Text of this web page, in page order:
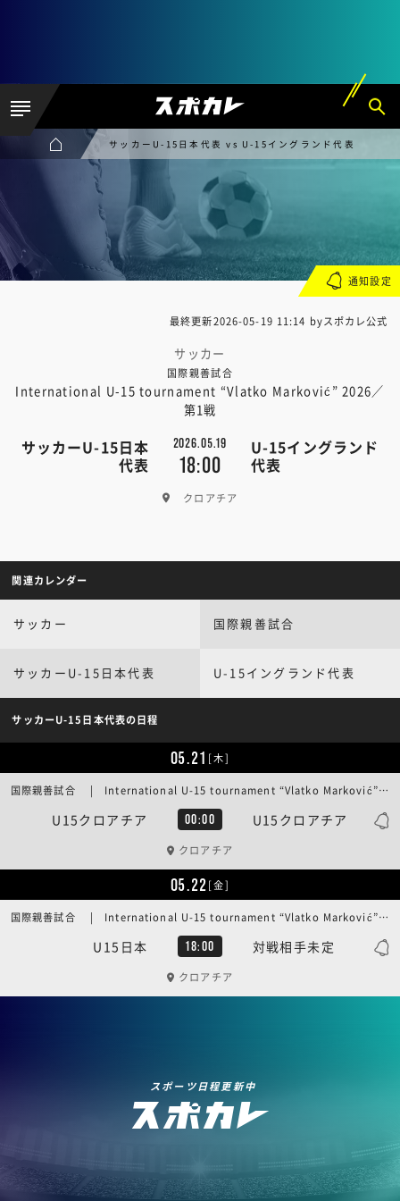
サッカーU-15日本代表 vs U-15イングランド代表
最終更新2026-05-19 11:14 byスポカレ公式
サッカー
国際親善試合
International U-15 tournament “Vlatko Marković” 2026／
第1戦
サッカーU-15日本
代表
2026.05.19
18:00
U-15イングランド
代表
クロアチア
通知設定
関連カレンダー
サッカー 国際親善試合
サッカーU-15日本代表 U-15イングランド代表
サッカーU-15日本代表の日程
05.21 [木]
U15クロアチア 00:00 U15クロアチア
国際親善試合 | International U-15 tournament “Vlatko Marković” 2026／第2戦
クロアチア
05.22[金]
U15日本 18:00 対戦相手未定
国際親善試合 | International U-15 tournament “Vlatko Marković” 2026／第3戦
クロアチア
スポーツ日程更新中